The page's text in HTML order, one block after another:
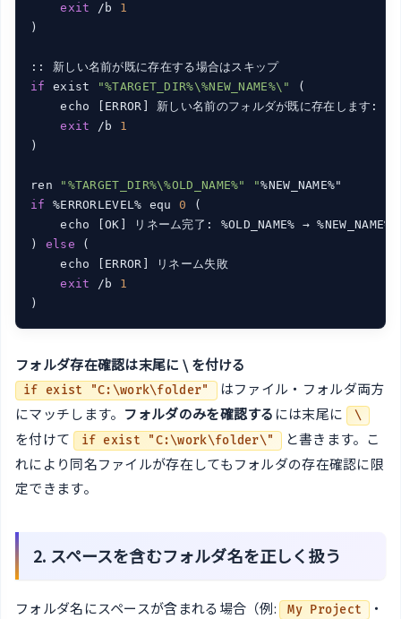
exit /b 1
)
:: 新しい名前が既に存在する場合はスキップ
if
exist "%TARGET_DIR%\%NEW_NAME%\"
(
echo [ERROR] 新しい名前のフォルダが既に存在します:
exit /b 1
)
ren "%TARGET_DIR%\%OLD_NAME%" "
if
%ERRORLEVEL% equ 0 (
    echo [OK] リネーム完了: %OLD_NAME% → %NEW_NAME%
) else (
    echo [ERROR] リネーム失敗
exit /b 1
フォルダ存在確認は末尾に \ を付ける
if exist "C:\work\folder"
はファイル・フォルダ両方
にマッチします。 フォルダのみを確認する には末尾に \
を付けて if exist "C:\work\folder\"
と書きます。こ
れにより同名ファイルが存在してもフォルダの存在確認に限
定できます。
2. スペースを含むフォルダ名を正しく扱う
フォルダ名にスペースが含まれる場合（例: My Project ・